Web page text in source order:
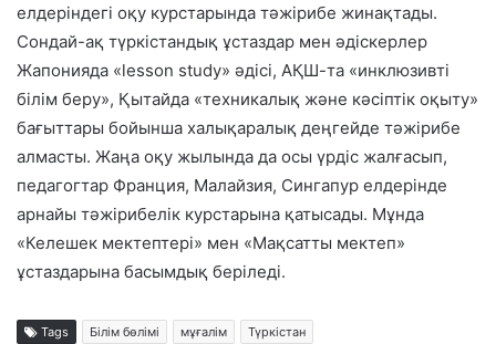
елдеріндегі оқу курстарында тәжірибе жинақтады.
Сондай-ақ түркістандық ұстаздар мен әдіскерлер
Жапонияда «lesson study» әдісі, АҚШ-та «инклюзивті
білім беру», Қытайда «техникалық және кәсіптік оқыту»
бағыттары бойынша халықаралық деңгейде тәжірибе
алмасты. Жаңа оқу жылында да осы үрдіс жалғасып,
педагогтар Франция, Малайзия, Сингапур елдерінде
арнайы тәжірибелік курстарына қатысады. Мұнда
«Келешек мектептері» мен «Мақсатты мектеп»
ұстаздарына басымдық беріледі.
Tags Білім бөлімі мұғалім Түркістан